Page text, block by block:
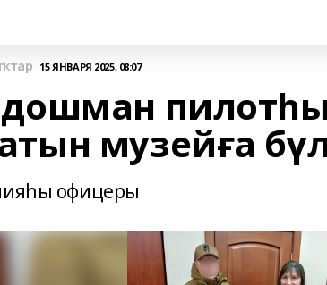
15 ЯНВАРЯ 2025, 08:07
музейға
офицеры